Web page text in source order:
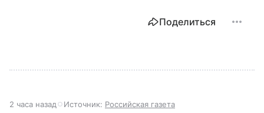
Поделиться
2 часа назад Источник: Российская газета